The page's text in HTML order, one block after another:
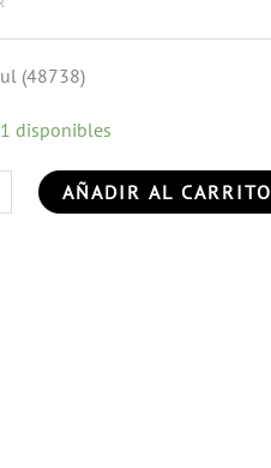
(48738)
1 disponibles
AÑADIR AL CARRITO